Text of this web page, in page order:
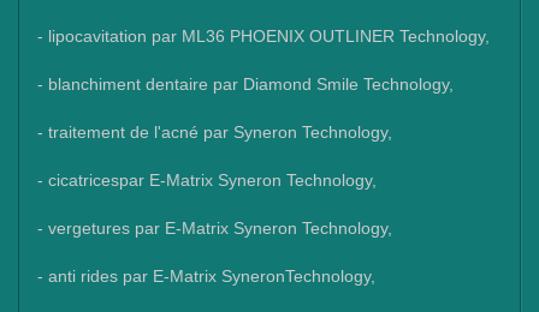
- lipocavitation par ML36 PHOENIX OUTLINER Technology,
- blanchiment dentaire par Diamond Smile Technology,
- traitement de l'acné par Syneron Technology,
- cicatricespar E-Matrix Syneron Technology,
- vergetures par E-Matrix Syneron Technology,
- anti rides par E-Matrix SyneronTechnology,